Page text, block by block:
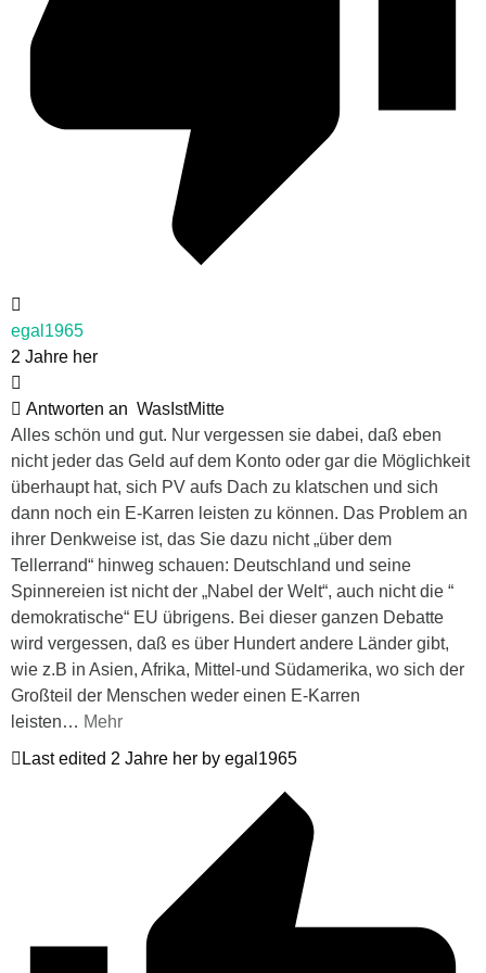
egal1965
2 Jahre her
Antworten an WasIstMitte
Alles schön und gut. Nur vergessen sie dabei, daß eben
nicht jeder das Geld auf dem Konto oder gar die Möglichkeit
überhaupt hat, sich PV aufs Dach zu klatschen und sich
dann noch ein E-Karren leisten zu können. Das Problem an
ihrer Denkweise ist, das Sie dazu nicht „über dem
Tellerrand“ hinweg schauen: Deutschland und seine
Spinnereien ist nicht der „Nabel der Welt“, auch nicht die “
demokratische“ EU übrigens. Bei dieser ganzen Debatte
wird vergessen, daß es über Hundert andere Länder gibt,
wie z.B in Asien, Afrika, Mittel-und Südamerika, wo sich der
Großteil der Menschen weder einen E-Karren
leisten… Mehr
Last edited 2 Jahre her by egal1965